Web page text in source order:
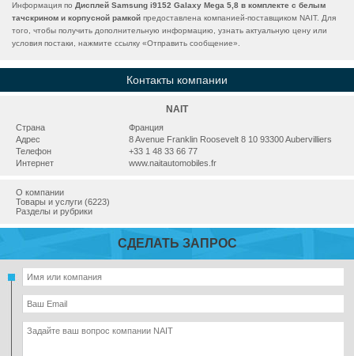
Информация по Дисплей Samsung i9152 Galaxy Mega 5,8 в комплекте с белым
тачскрином и корпусной рамкой предоставлена компанией-поставщиком NAIT. Для
того, чтобы получить дополнительную информацию, узнать актуальную цену или
условия постаки, нажмите ссылку «Отправить сообщение».
Контакты компании
NAIT
Страна
Франция
Адрес
8 Avenue Franklin Roosevelt 8 10 93300 Aubervilliers
Телефон
+33 1 48 33 66 77
Интернет
www.naitautomobiles.fr
О компании
Товары и услуги (6223)
Разделы и рубрики
СДЕЛАТЬ ЗАПРОС